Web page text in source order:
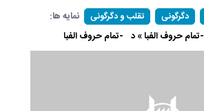
دگرگونی تقلب و دگرگونی
نمایه ها:
-تمام حروف الفبا » د -تمام حروف الفبا